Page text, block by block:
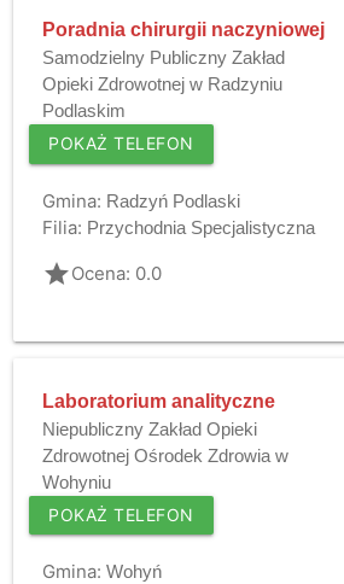
Poradnia chirurgii naczyniowej
Samodzielny Publiczny Zakład
Opieki Zdrowotnej w Radzyniu
Podlaskim
POKAŻ TELEFON
Gmina: Radzyń Podlaski
Filia: Przychodnia Specjalistyczna
gradeOcena: 0.0
Laboratorium analityczne
Niepubliczny Zakład Opieki
Zdrowotnej Ośrodek Zdrowia w
Wohyniu
POKAŻ TELEFON
Gmina: Wohyń